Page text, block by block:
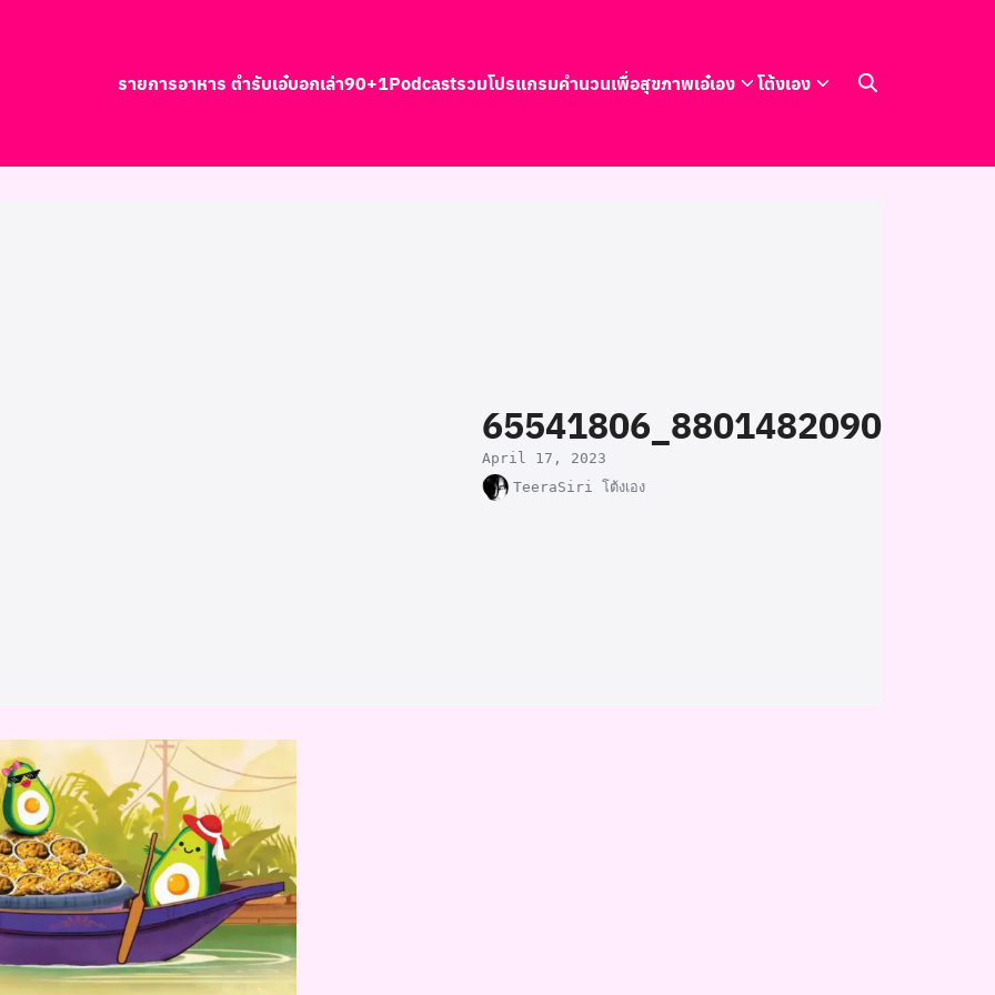
รายการอาหาร ตำรับเอ๋บอกเล่า90+1Podcastรวมโปรแกรมคำนวนเพื่อสุขภาพเอ๋เอง โต้งเอง
April 17, 2023
TeeraSiri โต้งเอง